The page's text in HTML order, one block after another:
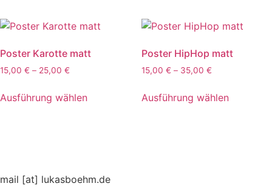
Poster Karotte matt
15,00 € – 25,00 €
bis
Ausführung wählenProdukt
Poster HipHop matt
15,00 € – 35,00 €Preisspanne:
bis
Ausführung wählenProdukt
mail [at] lukasboehm.de